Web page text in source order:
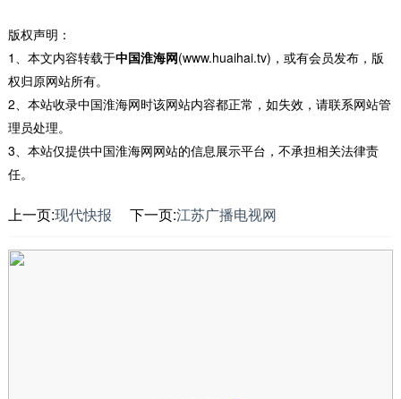
版权声明：
1、本文内容转载于中国淮海网(www.huaihai.tv)，或有会员发布，版
权归原网站所有。
2、本站收录中国淮海网时该网站内容都正常，如失效，请联系网站管
理员处理。
3、本站仅提供中国淮海网网站的信息展示平台，不承担相关法律责
任。
上一页:现代快报 下一页:江苏广播电视网